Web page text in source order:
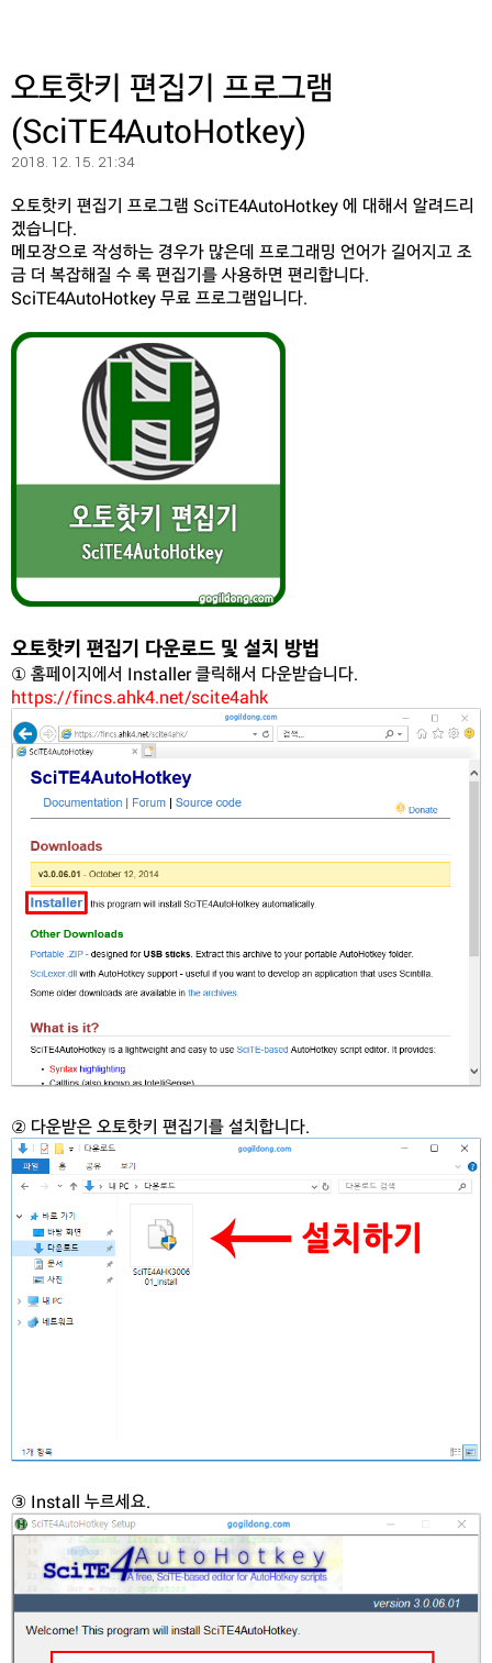
오토핫키 편집기 프로그램
(SciTE4AutoHotkey)
2018. 12. 15. 21:34
오토핫키 편집기 프로그램 SciTE4AutoHotkey 에 대해서 알려드리
겠습니다.
메모장으로 작성하는 경우가 많은데 프로그래밍 언어가 길어지고 조
금 더 복잡해질 수 록 편집기를 사용하면 편리합니다.
SciTE4AutoHotkey 무료 프로그램입니다.
오토핫키 편집기 다운로드 및 설치 방법
① 홈페이지에서 Installer 클릭해서 다운받습니다.
https://fincs.ahk4.net/scite4ahk
② 다운받은 오토핫키 편집기를 설치합니다.
③ Install 누르세요.